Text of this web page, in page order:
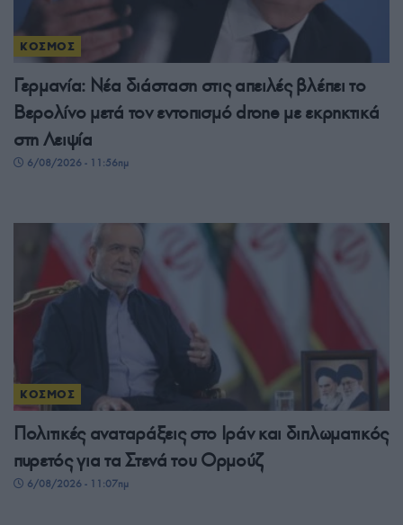
ΚΟΣΜΟΣ
Γερμανία: Νέα διάσταση στις απειλές βλέπει το
Βερολίνο μετά τον εντοπισμό drone με εκρηκτικά
στη Λειψία
6/08/2026 - 11:56πμ
ΚΟΣΜΟΣ
Πολιτικές αναταράξεις στο Ιράν και διπλωματικός
πυρετός για τα Στενά του Ορμούζ
6/08/2026 - 11:07πμ